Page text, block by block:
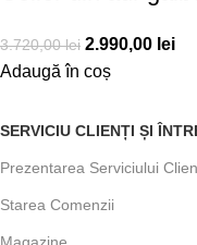
3.720,00lei 2.990,00 lei
Adaugă în coș
SERVICIU CLIENȚI ȘI
Prezentarea Serviciului
Starea Comenzii